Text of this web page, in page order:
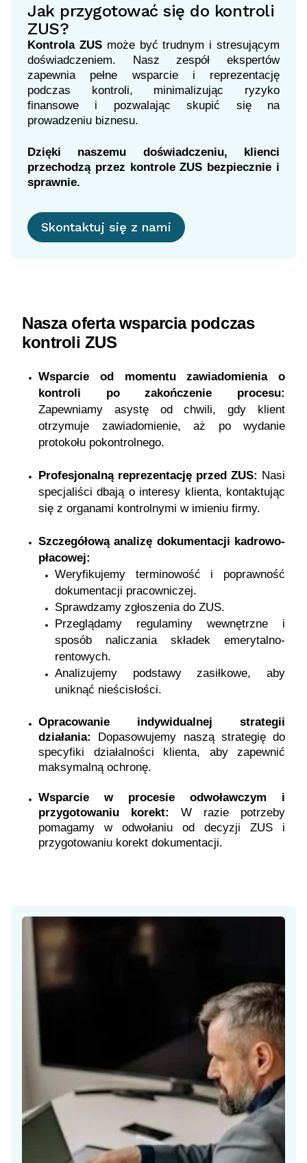
Jak przygotować się do kontroli
ZUS?
Kontrola ZUSmoże być trudnym i stresującym
doświadczeniem. Nasz zespół ekspertów
zapewnia pełne wsparcie i reprezentację
podczas kontroli, minimalizując ryzyko
finansowe i pozwalając skupić się na
prowadzeniu biznesu.
Dzięki naszemu doświadczeniu, klienci
przechodzą przez kontrole ZUS bezpiecznie i
sprawnie.
Skontaktuj się z nami
Nasza oferta wsparcia podczas
kontroli ZUS
Wsparcie
od momentu zawiadomienia o
kontroli po zakończenie procesu:
Zapewniamy asystę od chwili, gdy klient
otrzymuje zawiadomienie, aż po wydanie
protokołu pokontrolnego.
Profesjonalną reprezentację przed ZUS: Nasi
specjaliści dbają o interesy klienta, kontaktując
się z organami kontrolnymi w imieniu firmy.
Szczegółową analizę dokumentacji kadrowo-
płacowej:
Weryfikujemy terminowość i poprawność
dokumentacji pracowniczej.
Sprawdzamy zgłoszenia do ZUS.
Przeglądamy regulaminy wewnętrzne i
sposób naliczania składek emerytalno-
rentowych.
Analizujemy podstawy zasiłkowe, aby
uniknąć nieścisłości.
Opracowanie indywidualnej strategii
działania: Dopasowujemy naszą strategię do
specyfiki działalności klienta, aby zapewnić
maksymalną ochronę.
Wsparcie w procesie odwoławczym i
przygotowaniu korekt: W razie potrzeby
pomagamy w odwołaniu od decyzji ZUS i
przygotowaniu korekt dokumentacji.